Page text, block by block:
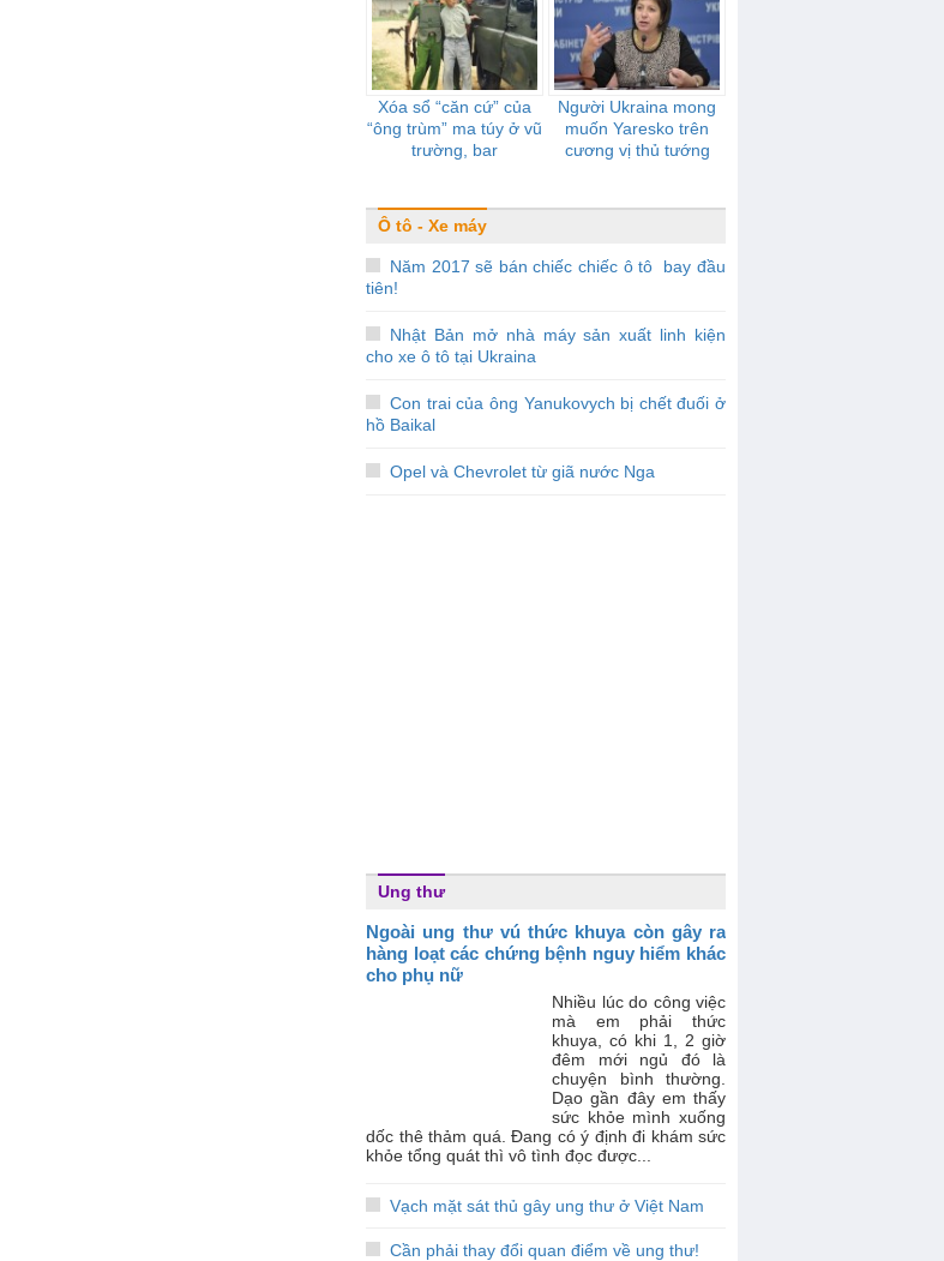
Xóa sổ “căn cứ” của
“ông trùm” ma túy ở vũ
trường, bar
Người Ukraina mong
muốn Yaresko trên
cương vị thủ tướng
Ô tô - Xe máy
Năm 2017 sẽ bán chiếc chiếc ô tô bay đầu
tiên!
Nhật Bản mở nhà máy sản xuất linh kiện
cho xe ô tô tại Ukraina
Con trai của ông Yanukovych bị chết đuối ở
hồ Baikal
Opel và Chevrolet từ giã nước Nga
Ung thư
Ngoài ung thư vú thức khuya còn gây ra
hàng loạt các chứng bệnh nguy hiểm khác
cho phụ nữ
Nhiều lúc do công việc
mà em phải thức
khuya, có khi 1, 2 giờ
đêm mới ngủ đó là
chuyện bình thường.
Dạo gần đây em thấy
sức khỏe mình xuống
dốc thê thảm quá. Đang có ý định đi khám sức
khỏe tổng quát thì vô tình đọc được...
Vạch mặt sát thủ gây ung thư ở Việt Nam
Cần phải thay đổi quan điểm về ung thư!